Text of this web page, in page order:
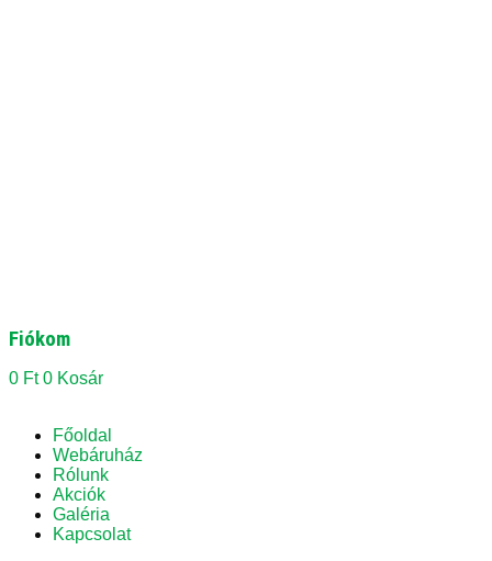
Fiókom
0 Ft 0 Kosár
Főoldal
Webáruház
Rólunk
Akciók
Galéria
Kapcsolat